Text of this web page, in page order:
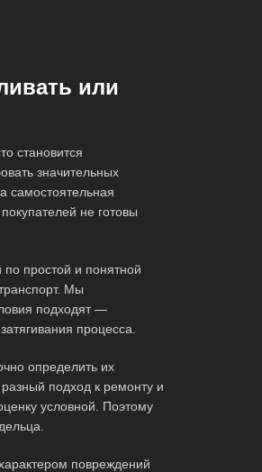
или
становится
значительных
самостоятельная
не готовы
простой и понятной
Мы
подходят —
процесса.
определить их
подход к ремонту и
условной. Поэтому
повреждений